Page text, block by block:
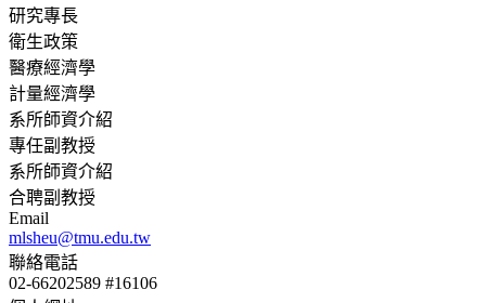
研究專長
衛生政策
醫療經濟學
計量經濟學
系所師資介紹
專任副教授
系所師資介紹
合聘副教授
Email
mlsheu@tmu.edu.tw
聯絡電話
02-66202589 #16106